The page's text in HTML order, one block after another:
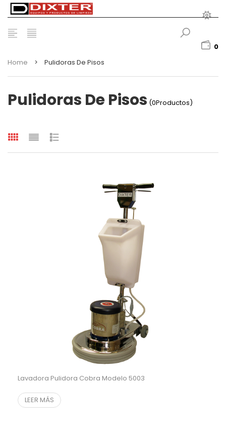
0
Home
> Pulidoras De Pisos
Pulidoras De Pisos (0Productos)
Lavadora Pulidora Cobra Modelo 5003
LEER MÁS